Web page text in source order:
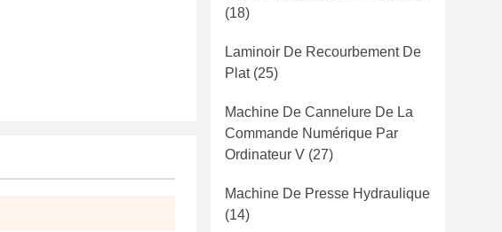
(18)
Laminoir De Recourbement De
Plat(25)
Machine De Cannelure De La
Commande Numérique Par
Ordinateur V (27)
Machine De Presse Hydraulique
(14)